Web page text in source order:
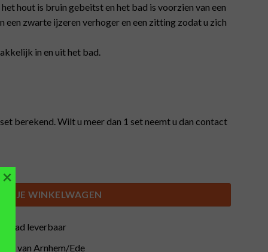
hout is bruin gebeitst en het bad is voorzien van een
een zwarte ijzeren verhoger en een zitting zodat u zich
in en uit het bad.
berekend. Wilt u meer dan 1 set neemt u dan contact
IN JE WINKELWAGEN
leverbaar
van Arnhem/Ede
×